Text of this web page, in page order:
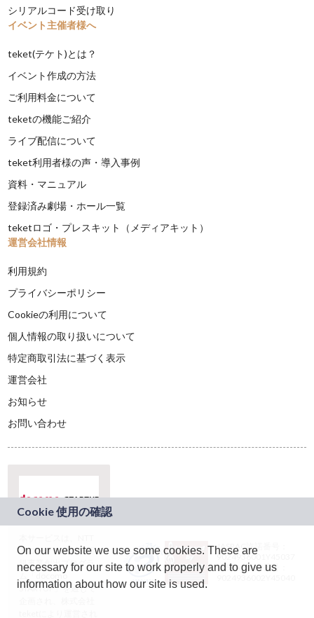
シリアルコード受け取り
イベント主催者様へ
teket(テケト)とは？
イベント作成の方法
ご利用料金について
teketの機能ご紹介
ライブ配信について
teket利用者様の声・導入事例
資料・マニュアル
登録済み劇場・ホール一覧
teketロゴ・プレスキット（メディアキット）
運営会社情報
利用規約
プライバシーポリシー
Cookieの利用について
個人情報の取り扱いについて
特定商取引法に基づく表示
運営会社
お知らせ
お問い合わせ
ドコモグループの新
規事業創出プログラ
ム「docomo
STARTUP」を通じて
JASRAC許諾番号：
9024936001Y45037
JASRAC許諾番号：
On our website we use some cookies. These are
necessary for our site to work properly and to give us
information about how our site is used.